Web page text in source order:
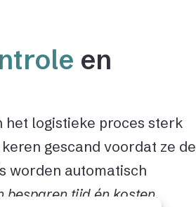
en
het logistieke proces sterk
gescand voordat ze de
worden automatisch
besparen tijd én kosten.